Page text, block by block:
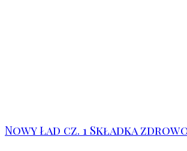
Nowy Ład cz. 1 Składka